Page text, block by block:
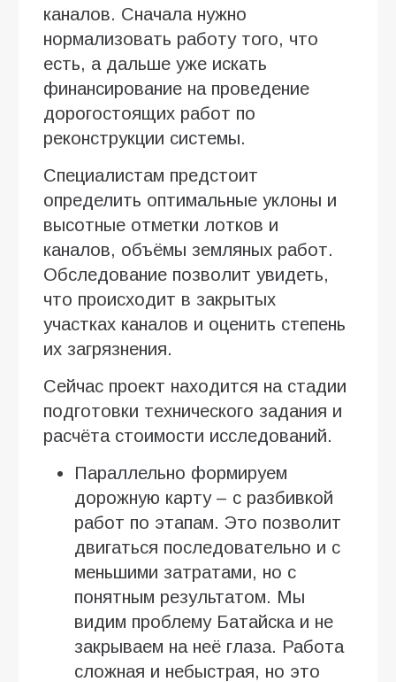
каналов. Сначала нужно
нормализовать работу того, что
есть, а дальше уже искать
финансирование на проведение
дорогостоящих работ по
реконструкции системы.
Специалистам предстоит
определить оптимальные уклоны и
высотные отметки лотков и
каналов, объёмы земляных работ.
Обследование позволит увидеть,
что происходит в закрытых
участках каналов и оценить степень
их загрязнения.
Сейчас проект находится на стадии
подготовки технического задания и
расчёта стоимости исследований.
Параллельно формируем
дорожную карту – с разбивкой
работ по этапам. Это позволит
двигаться последовательно и с
меньшими затратами, но с
понятным результатом. Мы
видим проблему Батайска и не
закрываем на неё глаза. Работа
сложная и небыстрая, но это